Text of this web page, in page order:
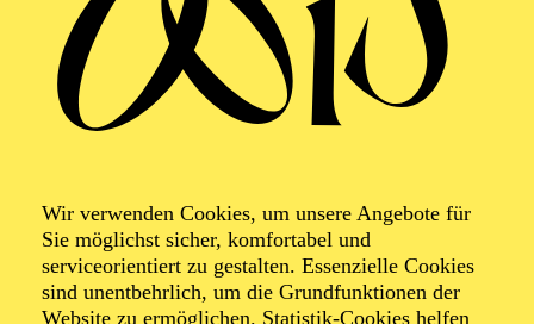
Wir verwenden Cookies, um unsere Angebote für
Sie möglichst sicher, komfortabel und
serviceorientiert zu gestalten. Essenzielle Cookies
sind unentbehrlich, um die Grundfunktionen der
Website zu ermöglichen. Statistik-Cookies helfen
Klaus Mäkelä
Chicago Symphony